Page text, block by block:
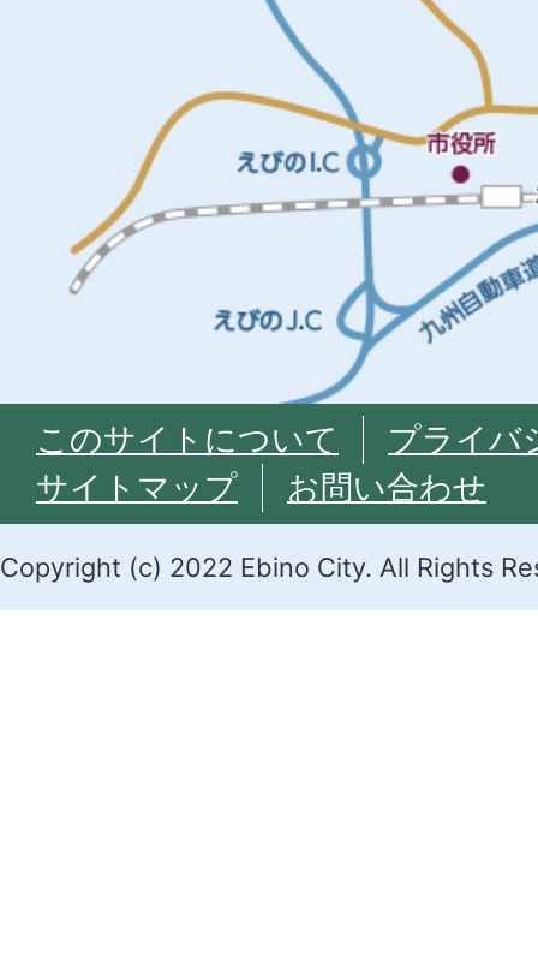
このサイトについて
プライバ
サイトマップ
お問い合わせ
Copyright (c) 2022 Ebino City. All Rights